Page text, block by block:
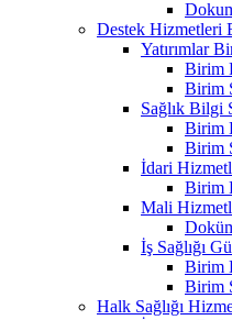
Destek Hizmetleri
Yatırımlar
Birim
Birim
Sağlık Bilgi
Birim
Birim
İdari
Birim
Mali
İş Sağlığı
Birim
Birim
Halk Sağlığı